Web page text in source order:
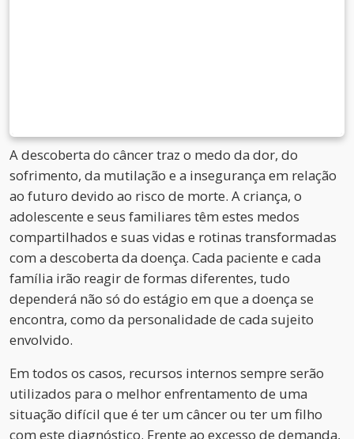
A descoberta do câncer traz o medo da dor, do
sofrimento, da mutilação e a insegurança em relação
ao futuro devido ao risco de morte. A criança, o
adolescente e seus familiares têm estes medos
compartilhados e suas vidas e rotinas transformadas
com a descoberta da doença. Cada paciente e cada
família irão reagir de formas diferentes, tudo
dependerá não só do estágio em que a doença se
encontra, como da personalidade de cada sujeito
envolvido.
Em todos os casos, recursos internos sempre serão
utilizados para o melhor enfrentamento de uma
situação difícil que é ter um câncer ou ter um filho
com este diagnóstico. Frente ao excesso de demanda,